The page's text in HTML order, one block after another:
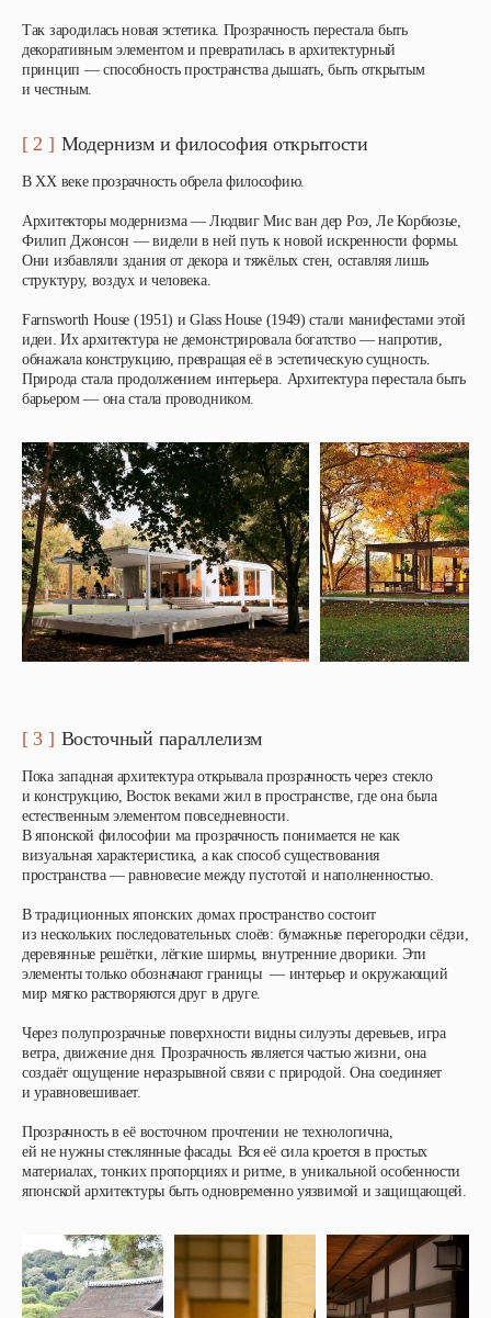
Так зародилась новая эстетика. Прозрачность перестала быть
декоративным элементом и превратилась в архитектурный
принцип — способность пространства дышать, быть открытым
и честным.
[ 2 ] Модернизм и философия открытости
В XX веке прозрачность обрела философию.
Архитекторы модернизма — Людвиг Мис ван дер Роэ, Ле Корбюзье,
Филип Джонсон — видели в ней путь к новой искренности формы.
Они избавляли здания от декора и тяжёлых стен, оставляя лишь
структуру, воздух и человека.
Farnsworth House (1951) и Glass House (1949) стали манифестами этой
идеи. Их архитектура не демонстрировала богатство — напротив,
обнажала конструкцию, превращая её в эстетическую сущность.
Природа стала продолжением интерьера. Архитектура перестала быть
барьером — она стала проводником.
[ 3 ] Восточный параллелизм
Пока западная архитектура открывала прозрачность через стекло
и конструкцию, Восток веками жил в пространстве, где она была
естественным элементом повседневности.
В японской философии ма прозрачность понимается не как
визуальная характеристика, а как способ существования
пространства — равновесие между пустотой и наполненностью.
В традиционных японских домах пространство состоит
из нескольких последовательных слоёв: бумажные перегородки сёдзи,
деревянные решётки, лёгкие ширмы, внутренние дворики. Эти
элементы только обозначают границы — интерьер и окружающий
мир мягко растворяются друг в друге.
Через полупрозрачные поверхности видны силуэты деревьев, игра
ветра, движение дня. Прозрачность является частью жизни, она
создаёт ощущение неразрывной связи с природой. Она соединяет
и уравновешивает.
Прозрачность в её восточном прочтении не технологична,
ей не нужны стеклянные фасады. Вся её сила кроется в простых
материалах, тонких пропорциях и ритме, в уникальной особенности
японской архитектуры быть одновременно уязвимой и защищающей.